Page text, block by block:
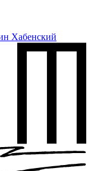
Хабенский